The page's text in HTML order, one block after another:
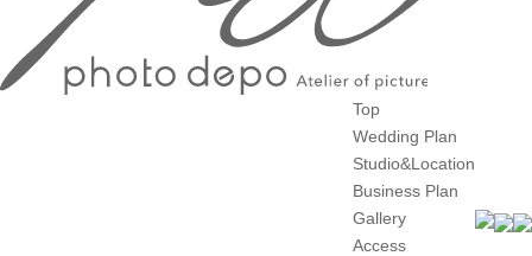
Top
Wedding Plan
Studio&Location
Business Plan
Gallery
Access